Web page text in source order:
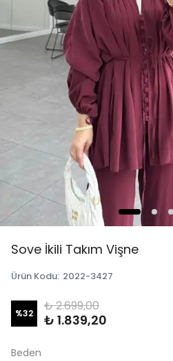
Sove İkili Takım Vişne
Ürün Kodu: 2022-3427
%32 ₺ 2.699,00
₺ 1.839,20
Beden